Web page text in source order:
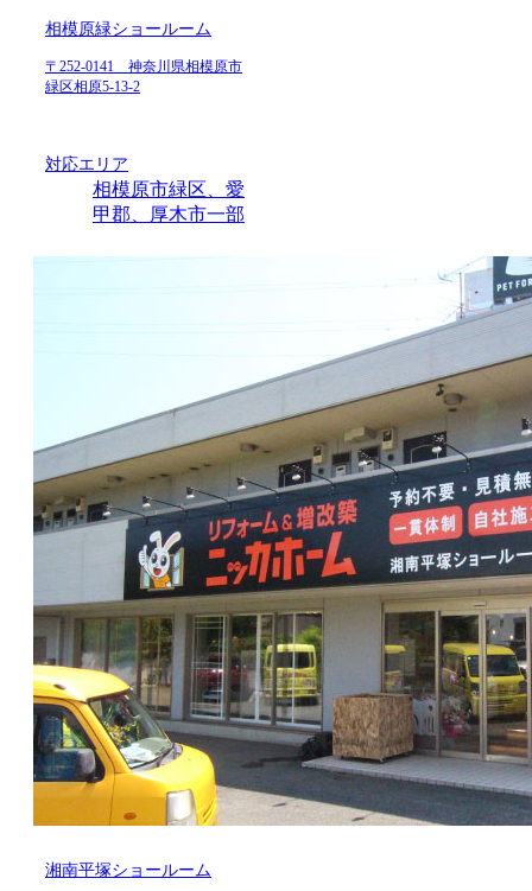
相模原緑ショールーム
〒252-0141 神奈川県相模原市
緑区相原5-13-2
対応エリア
相模原市緑区、愛
甲郡、厚木市一部
湘南平塚ショールーム